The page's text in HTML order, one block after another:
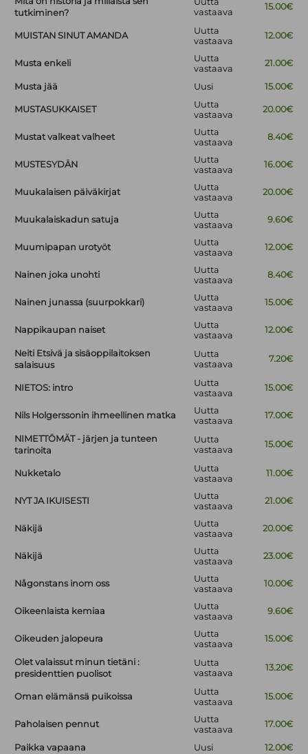
tutkiminen?
vastaava
15.00€
MUISTAN SINUT AMANDA
Uutta
vastaava
12.00€
Musta enkeli
Uutta
vastaava
21.00€
Musta jää Uusi 15.00€
MUSTASUKKAISET
Uutta
vastaava
20.00€
Mustat valkeat valheet
Uutta
vastaava
8.40€
MUSTESYDÄN
Uutta
vastaava
16.00€
Muukalaisen päiväkirjat
Uutta
vastaava
20.00€
Muukalaiskadun satuja
Uutta
vastaava
9.60€
Muumipapan urotyöt
Uutta
vastaava
12.00€
Nainen joka unohti
Uutta
vastaava
8.40€
Nainen junassa (suurpokkari)
Uutta
vastaava
15.00€
Nappikaupan naiset
Uutta
vastaava
12.00€
Neiti Etsivä ja sisäoppilaitoksen
salaisuus
Uutta
vastaava
7.20€
NIETOS: intro
Uutta
vastaava
15.00€
Nils Holgerssonin ihmeellinen matka
Uutta
vastaava
17.00€
NIMETTÖMÄT - järjen ja tunteen
tarinoita
Uutta
vastaava
15.00€
Nukketalo
Uutta
vastaava
11.00€
NYT JA IKUISESTI
Uutta
vastaava
21.00€
Näkijä
Uutta
vastaava
20.00€
Näkijä
Uutta
vastaava
23.00€
Någonstans inom oss
Uutta
vastaava
10.00€
Oikeenlaista kemiaa
Uutta
vastaava
9.60€
Oikeuden jalopeura
Uutta
vastaava
15.00€
Olet valaissut minun tietäni :
presidenttien puolisot
Uutta
vastaava
13.20€
Oman elämänsä puikoissa
Uutta
vastaava
15.00€
Paholaisen pennut
Uutta
vastaava
17.00€
Paikka vapaana Uusi 12.00€